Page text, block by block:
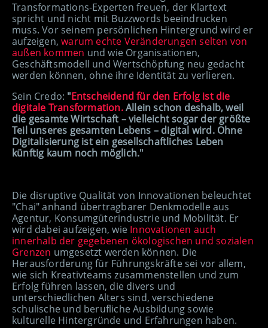
Transformations-Experten freuen, der Klartext
spricht und nicht mit Buzzwords beeindrucken
muss. Vor seinem persönlichen Hintergrund wird er
aufzeigen,warum echte Veränderungenselten von
außen kommen und wie Organisationen,
Geschäftsmodell und Wertschöpfung neu gedacht
werden können, ohne ihre Identität zu verlieren.
Sein Credo: "Entscheidend für den Erfolg ist die
digitale Transformation.Allein schon deshalb, weil
die gesamte Wirtschaft – vielleicht sogar der größte
Teil unseres gesamten Lebens – digital wird. Ohne
Digitalisierung ist ein gesellschaftliches Leben
künftig kaum noch möglich."
Die disruptive Qualität von Innovationen beleuchtet
"Chai" anhand übertragbarer Denkmodelle aus
Agentur, Konsumgüterindustrie und Mobilität. Er
wird dabei aufzeigen, wie Innovationen auch
innerhalb der gegebenen ökologischen und sozialen
Grenzen umgesetzt werden können. Die
Herausforderung für Führungskräfte sei vor allem,
wie sich Kreativteams zusammenstellen und zum
Erfolg führen lassen, die divers und
unterschiedlichen Alters sind, verschiedene
schulische und berufliche Ausbildung sowie
kulturelle Hintergründe und Erfahrungen haben.